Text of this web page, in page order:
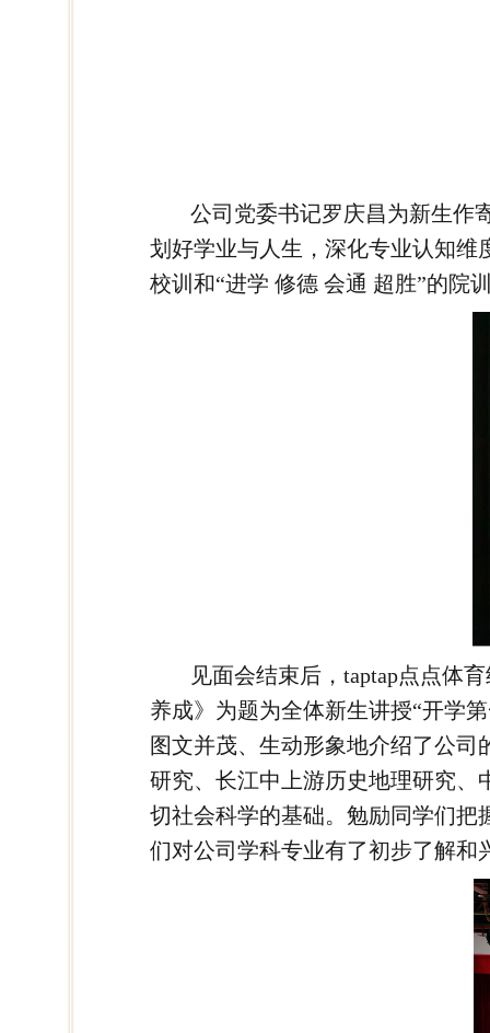
公司党委书记罗庆昌为新生作
划好学业与人生，深化专业认知维
校训和“进学 修德 会通 超胜”的院
见面会结束后，taptap点点体
养成》为题为全体新生讲授“开学
图文并茂、生动形象地介绍了公
研究、长江中上游历史地理研究、
切社会科学的基础。勉励同学们把
们对公司学科专业有了初步了解和